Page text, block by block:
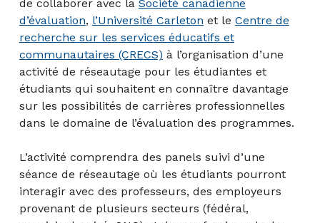
de collaborer avec la Société canadienne
d’évaluation, l’Université Carleton et le Centre de
recherche sur les services éducatifs et
communautaires (CRECS) à l’organisation d’une
activité de réseautage pour les étudiantes et
étudiants qui souhaitent en connaître davantage
sur les possibilités de carrières professionnelles
dans le domaine de l’évaluation des programmes.
L’activité comprendra des panels suivi d’une
séance de réseautage où les étudiants pourront
interagir avec des professeurs, des employeurs
provenant de plusieurs secteurs (fédéral,